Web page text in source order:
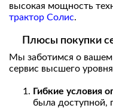
высокая мощность
трактор Солис.
Плюсы покупки
Мы заботимся о
сервис высшего
Гибкие условия
была доступной,